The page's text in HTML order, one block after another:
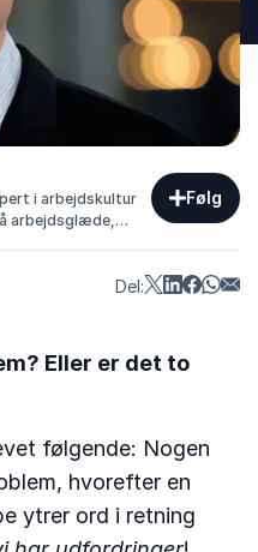
i arbejdskultur
arbejdsglæde,
Følg
Del:
Eller er det to
følgende: Nogen
hvorefter en
ytrer ord i retning